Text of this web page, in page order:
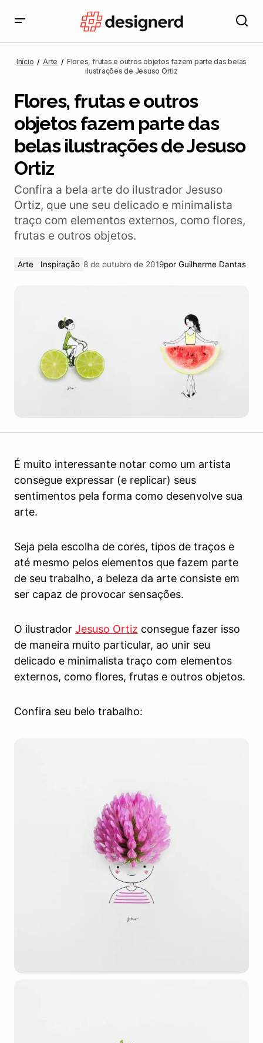
ilustrações de Jesuso Ortiz
Início Arte
Flores, frutas e outros objetos fazem parte das belas
ilustrações de Jesuso Ortiz
Flores, frutas e outros
objetos fazem parte das
belas ilustrações de Jesuso
Ortiz
Confira a bela arte do ilustrador Jesuso
Ortiz, que une seu delicado e minimalista
traço com elementos externos, como flores,
frutas e outros objetos.
Arte Inspiração 8 de outubro de 2019por Guilherme Dantas
É muito interessante notar como um artista
consegue expressar (e replicar) seus
sentimentos pela forma como desenvolve sua
arte.
Seja pela escolha de cores, tipos de traços e
até mesmo pelos elementos que fazem parte
de seu trabalho, a beleza da arte consiste em
ser capaz de provocar sensações.
O ilustrador Jesuso Ortiz consegue fazer isso
de maneira muito particular, ao unir seu
delicado e minimalista traço com elementos
externos, como flores, frutas e outros objetos.
Confira seu belo trabalho: